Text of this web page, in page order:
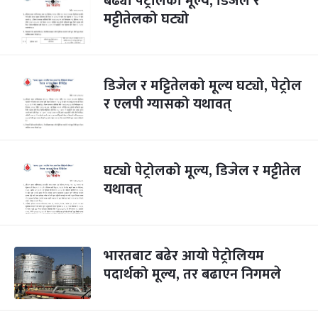
मट्टीतेलको घट्यो
डिजेल र मट्टितेलको मूल्य घट्यो, पेट्रोल
र एलपी ग्यासको यथावत्
घट्यो पेट्रोलको मूल्य, डिजेल र मट्टीतेल
यथावत्
भारतबाट बढेर आयो पेट्रोलियम
पदार्थको मूल्य, तर बढाएन निगमले